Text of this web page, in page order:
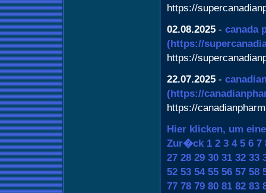
https://
02.08.2025 - canada
(https://
https://
22.07.2025 -
(https://
https://
Hier klicken, um
Zur�ck 1 2 3 4 5 6 7
27 28 29 30 31 32 33
52 53 54 55 56 57 58
77 78 79 80 81 82 83